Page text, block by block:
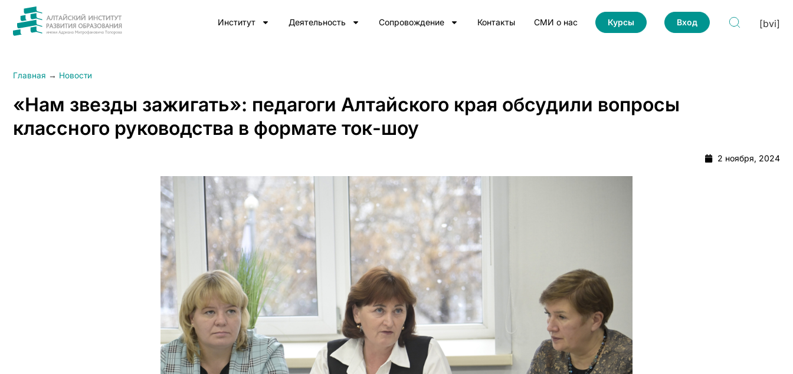
Институт Деятельность Сопровождение Контакты СМИ о нас Курсы Вход [bvi]
Главная → Новости
«Нам звезды зажигать»: педагоги Алтайского края обсудили вопросы
классного руководства в формате ток-шоу
2 ноября, 2024